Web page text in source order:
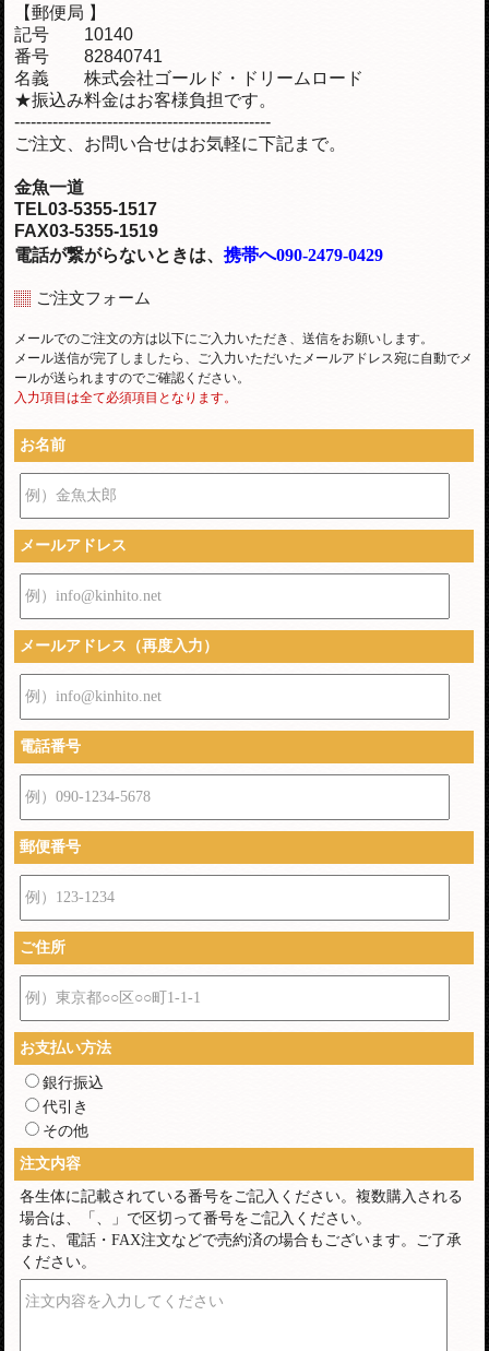
【郵便局 】
記号 10140
番号 82840741
名義 株式会社ゴールド・ドリームロード
★振込み料金はお客様負担です。
-----------------------------------------------
ご注文、お問い合せはお気軽に下記まで。
金魚一道
TEL03-5355-1517
FAX03-5355-1519
電話が繋がらないときは、携帯へ090-2479-0429
ご注文フォーム
メールでのご注文の方は以下にご入力いただき、送信をお願いします。
メール送信が完了しましたら、ご入力いただいたメールアドレス宛に自動でメ
ールが送られますのでご確認ください。
入力項目は全て必須項目となります。
お名前
例）金魚太郎
メールアドレス
例）info@kinhito.net
メールアドレス（再度入力）
例）info@kinhito.net
電話番号
例）090-1234-5678
郵便番号
例）123-1234
ご住所
例）東京都○○区○○町1-1-1
お支払い方法
銀行振込
代引き
その他
注文内容
各生体に記載されている番号をご記入ください。複数購入される
場合は、「、」で区切って番号をご記入ください。
また、電話・FAX注文などで売約済の場合もございます。ご了承
ください。
注文内容を入力してください